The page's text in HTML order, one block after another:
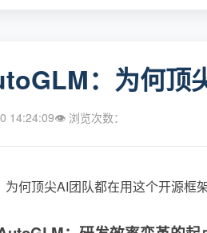
：为何顶
14:24:09👁 浏览次数：